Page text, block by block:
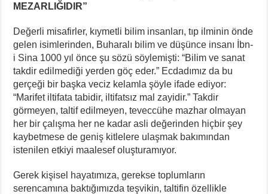
MEZARLIĞIDIR”
Değerli misafirler, kıymetli bilim insanları, tıp ilminin önde
gelen isimlerinden, Buharalı bilim ve düşünce insanı İbn-
i Sina 1000 yıl önce şu sözü söylemişti: “Bilim ve sanat
takdir edilmediği yerden göç eder.” Ecdadımız da bu
gerçeği bir başka veciz kelamla şöyle ifade ediyor:
“Marifet iltifata tabidir, iltifatsız mal zayidir.” Takdir
görmeyen, taltif edilmeyen, teveccühe mazhar olmayan
her bir çalışma her ne kadar asli değerinden hiçbir şey
kaybetmese de geniş kitlelere ulaşmak bakımından
istenilen etkiyi maalesef oluşturamıyor.
Gerek kişisel hayatımıza, gerekse toplumların
serencamına baktığımızda teşvikin, taltifin özellikle